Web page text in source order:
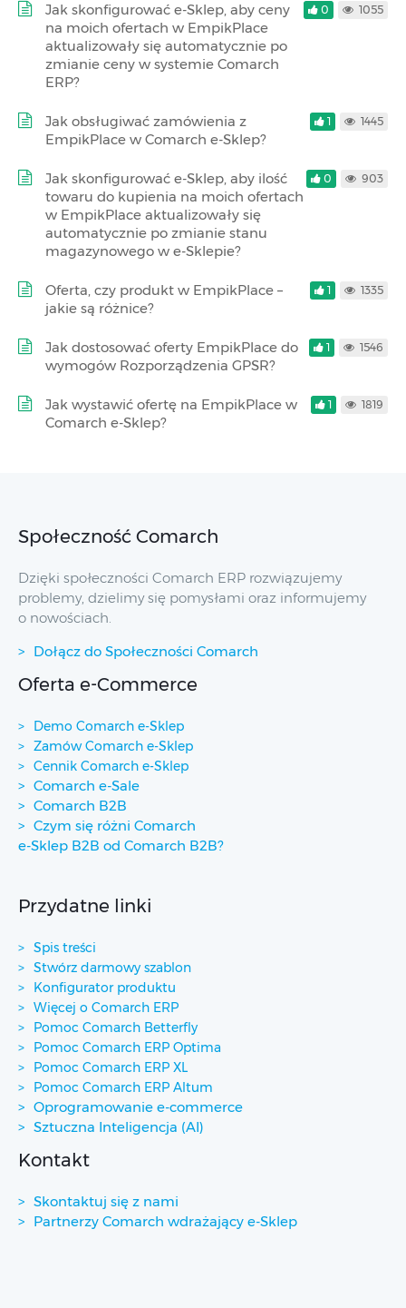
Jak skonfigurować e-Sklep, aby ceny
na moich ofertach w EmpikPlace
aktualizowały się automatycznie po
zmianie ceny w systemie Comarch
ERP?
0 1055
Jak obsługiwać zamówienia z
EmpikPlace w Comarch e-Sklep?
1 1445
Jak skonfigurować e-Sklep, aby ilość
towaru do kupienia na moich ofertach
w EmpikPlace aktualizowały się
automatycznie po zmianie stanu
magazynowego w e-Sklepie?
0 903
Oferta, czy produkt w EmpikPlace –
jakie są różnice?
1 1335
Jak dostosować oferty EmpikPlace do
wymogów Rozporządzenia GPSR?
1 1546
Jak wystawić ofertę na EmpikPlace w
Comarch e-Sklep?
1 1819
Społeczność Comarch
Dzięki społeczności Comarch ERP rozwiązujemy
problemy, dzielimy się pomysłami oraz informujemy
o nowościach.
Dołącz do Społeczności Comarch
Oferta e-Commerce
Demo Comarch e-Sklep
Zamów Comarch e-Sklep
Cennik Comarch e-Sklep
Comarch e-Sale
Comarch B2B
Czym się różni Comarch
e-Sklep B2B od Comarch B2B?
Przydatne linki
Spis treści
Stwórz darmowy szablon
Konfigurator produktu
Więcej o Comarch ERP
Pomoc Comarch Betterfly
Pomoc Comarch ERP Optima
Pomoc Comarch ERP XL
Pomoc Comarch ERP Altum
Oprogramowanie e-commerce
Sztuczna Inteligencja (AI)
Kontakt
Skontaktuj się z nami
Partnerzy Comarch wdrażający e-Sklep